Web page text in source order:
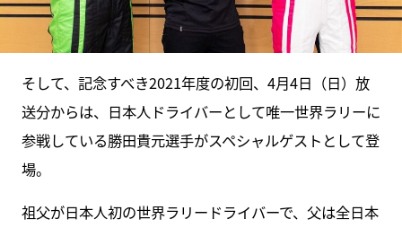
そして、記念すべき2021年度の初回、4月4日（日）放
送分からは、日本人ドライバーとして唯一世界ラリーに
参戦している勝田貴元選手がスペシャルゲストとして登
場。
祖父が日本人初の世界ラリードライバーで、父は全日本